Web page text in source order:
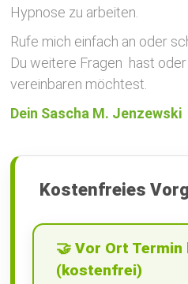
Hypnose zu arbeiten.
Rufe mich einfach an oder
Du weitere Fragen hast
vereinbaren möchtest.
Dein Sascha M. Jenzewski
Kostenfreies
🤝 Vor Ort Termin
(kostenfrei)